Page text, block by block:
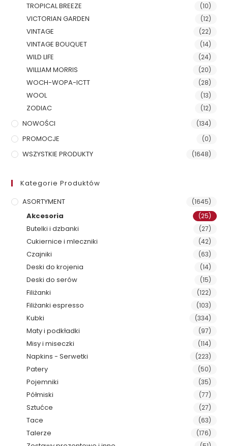
TROPICAL BREEZE (10)
VICTORIAN GARDEN (12)
VINTAGE (22)
VINTAGE BOUQUET (14)
WILD LIFE (24)
WILLIAM MORRIS (20)
WOCH-WOPA-ICTT (28)
WOOL (13)
ZODIAC (12)
NOWOŚCI (134)
PROMOCJE (0)
WSZYSTKIE PRODUKTY (1648)
Kategorie Produktów
ASORTYMENT
(1645)
Akcesoria (25)
Butelki i dzbanki (27)
Cukiernice i mleczniki (42)
Czajniki (63)
Deski do krojenia (14)
Deski do serów (15)
Filiżanki (122)
Filiżanki espresso (103)
Kubki (334)
Maty i podkładki (97)
Misy i miseczki (114)
Napkins - Serwetki (223)
Patery (50)
Pojemniki (35)
Półmiski (77)
Sztućce (27)
Tace (63)
Talerze (176)